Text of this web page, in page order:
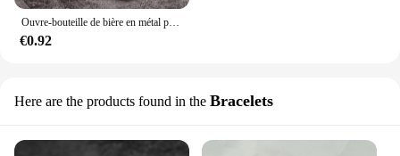
Ouvre-bouteille de bière en métal pour homme, porte-clés animal, porte-clés garçon grenouille, tortue et loup, souvenir de tourisme, cadeau de clé de voiture, document de discussion en bronze
€0.92
Here are the products found in the Bracelets